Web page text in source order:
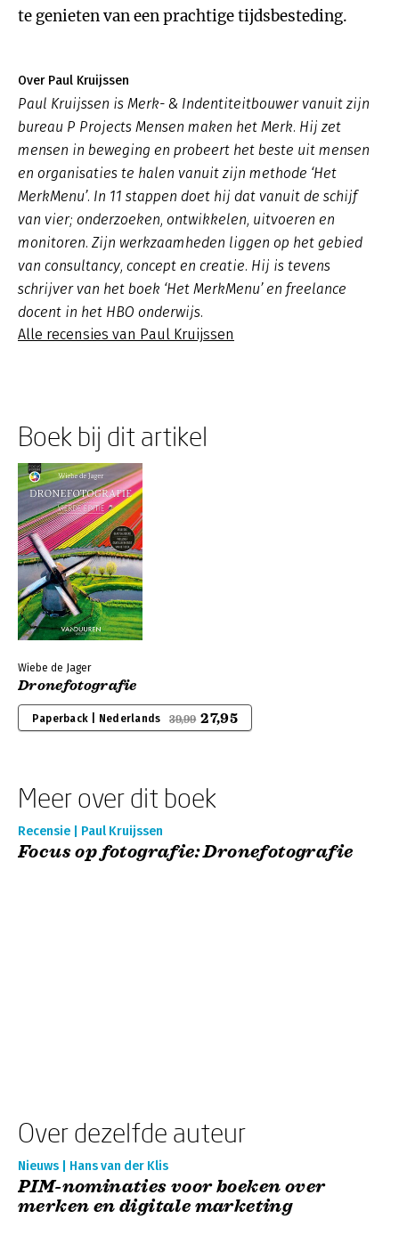
te genieten van een prachtige tijdsbesteding.
Over Paul Kruijssen
Paul Kruijssen is Merk- & Indentiteitbouwer vanuit zijn
bureau P Projects Mensen maken het Merk. Hij zet
mensen in beweging en probeert het beste uit mensen
en organisaties te halen vanuit zijn methode ‘Het
MerkMenu’. In 11 stappen doet hij dat vanuit de schijf
van vier; onderzoeken, ontwikkelen, uitvoeren en
monitoren. Zijn werkzaamheden liggen op het gebied
van consultancy, concept en creatie. Hij is tevens
schrijver van het boek ‘Het MerkMenu’ en freelance
docent in het HBO onderwijs.
Alle recensies van Paul Kruijssen
Boek bij dit artikel
Wiebe de Jager
Dronefotografie
Paperback | Nederlands 39,99 27,95
Meer over dit boek
Recensie | Paul Kruijssen
Focus op fotografie: Dronefotografie
Over dezelfde auteur
Nieuws | Hans van der Klis
PIM-nominaties voor boeken over
merken en digitale marketing